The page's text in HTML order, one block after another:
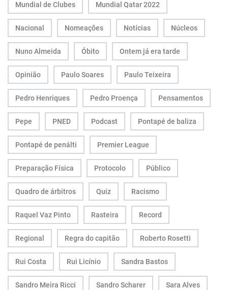
Mundial de Clubes Mundial Qatar 2022
Nacional Nomeações Notícias Núcleos
Nuno Almeida Óbito Ontem já era tarde
Opinião Paulo Soares Paulo Teixeira
Pedro Henriques Pedro Proença Pensamentos
Pepe PNED Podcast Pontapé de baliza
Pontapé de penálti Premier League
Preparação Física Protocolo Público
Quadro de árbitros Quiz Racismo
Raquel Vaz Pinto Rasteira Record
Regional Regra do capitão Roberto Rosetti
Rui Costa Rui Licínio Sandra Bastos
Sandro Meira Ricci Sandro Scharer Sara Alves